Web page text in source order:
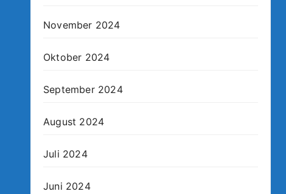
November 2024
Oktober 2024
September 2024
August 2024
Juli 2024
Juni 2024